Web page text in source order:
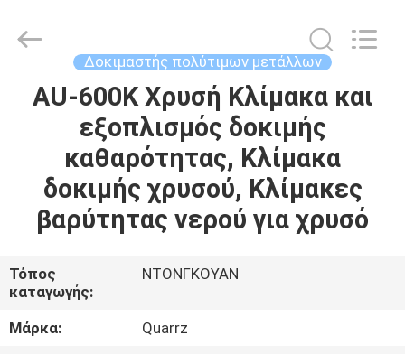
ΣΠΊΤΙ
ΠΡΟΪΌΝΤΑ
ΠΕΡΊΠΟΥ
ΕΜΕΊΣ
ΓΎΡΟΣ
ΕΡΓΟΣΤΑΣΊΩΝ
Guangdong Hongtuo Instrument Technology Co.,Ltd.
Δοκιμαστής πολύτιμων μετάλλων
AU-600K Χρυσή Κλίμακα και
εξοπλισμός δοκιμής
καθαρότητας, Κλίμακα
δοκιμής χρυσού, Κλίμακες
βαρύτητας νερού για χρυσό
Τόπος
καταγωγής:
ΝΤΟΝΓΚΟΥΑΝ
Μάρκα:
Quarrz